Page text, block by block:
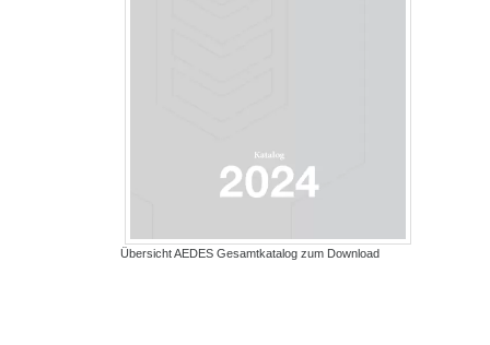
Übersicht AEDES Gesamtkatalog zum Download